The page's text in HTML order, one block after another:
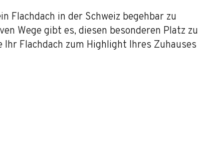
Flachdach in der Schweiz begehbar zu
Wege gibt es, diesen besonderen Platz zu
Ihr Flachdach zum Highlight Ihres Zuhauses